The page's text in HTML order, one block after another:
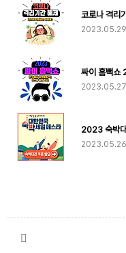
코로나 격리
2023.05.29
싸이 흠뻑쇼
2023.05.27
2023 숙박
2023.05.26